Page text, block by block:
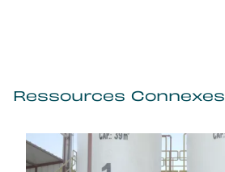
Ressources Connexes